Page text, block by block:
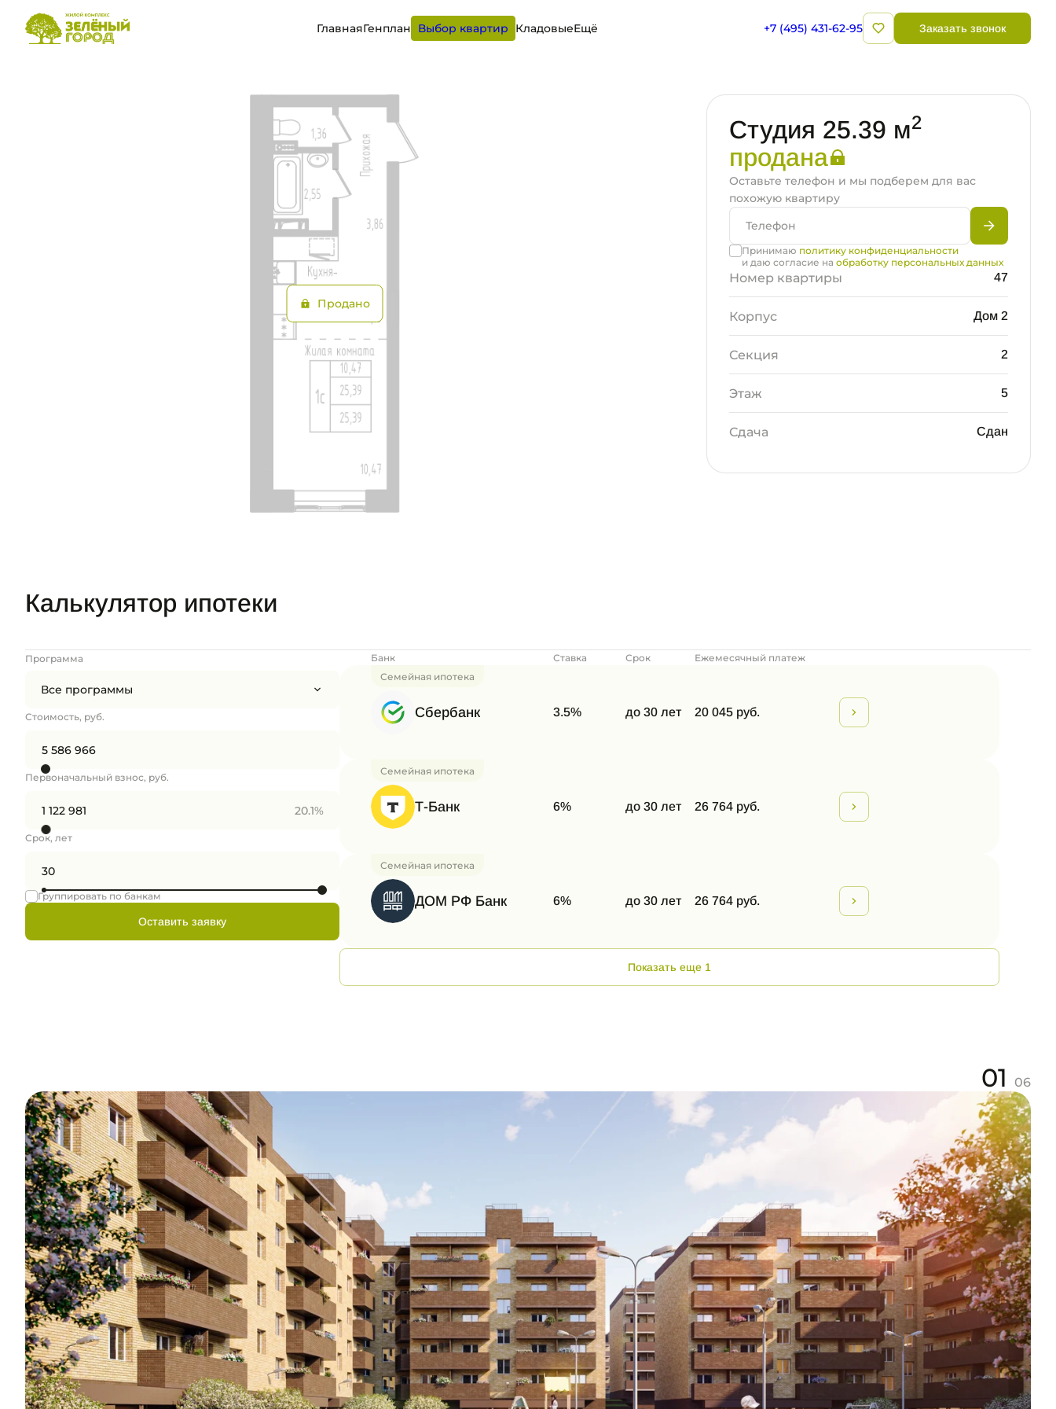
ГлавнаяГенплан Выбор квартир КладовыеЕщё +7 (495) 431-62-95 Заказать звонок
Студия25.39 м Ипотекаот 20 342 руб.
Продано
Студия 25.39 м2
продана
Оставьте телефон и мы подберем для вас
похожую квартиру
Принимаю политику конфиденциальности
и даю согласие на обработку персональных данных
Номер квартиры 47
Корпус Дом 2
Секция 2
Этаж 5
Сдача Сдан
Калькулятор ипотеки
Программа
Все программы
Стоимость, руб.
Первоначальный взнос, руб.
20.1%
Срок, лет
Группировать по банкам
Оставить заявку
Банк Ставка Срок
Ежемесячный платеж
Семейная ипотека
Сбербанк 3.5% до 30 лет 20 045 руб.
Семейная ипотека
Т-Банк 6% до 30 лет 26 764 руб.
Семейная ипотека
ДОМ РФ Банк 6% до 30 лет 26 764 руб.
Показать еще 1
01 06